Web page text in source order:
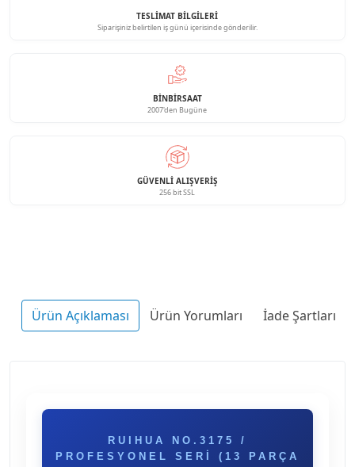
TESLİMAT BİLGİLERİ
Siparişiniz belirtilen iş günü içerisinde gönderilir.
BINBIRSAAT
2007'den Bugüne
GÜVENLI ALIŞVERIŞ
256 bit SSL
Ürün Açıklaması Ürün Yorumları İade Şartları
RUIHUA NO.3175 /
PROFESYONEL SERI (13 PARÇA